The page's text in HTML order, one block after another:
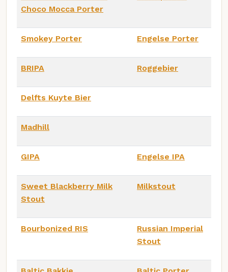
Choco Mocca Porter
Smokey Porter Engelse Porter
BRIPA Roggebier
Delfts Kuyte Bier
Madhill
GIPA Engelse IPA
Sweet Blackberry Milk
Stout
Milkstout
Bourbonized RIS
Russian Imperial
Stout